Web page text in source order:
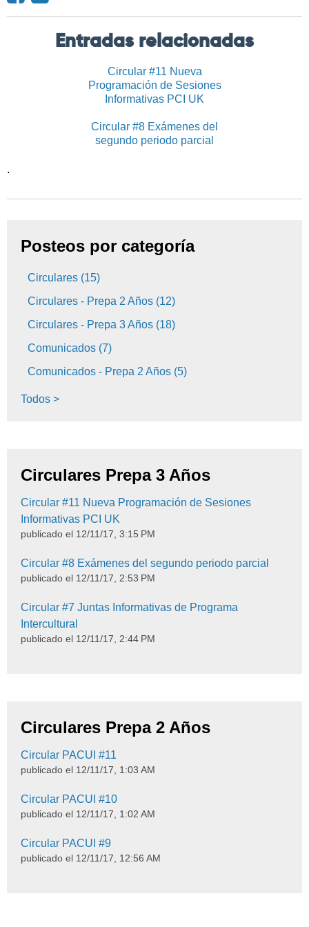
Entradas relacionadas
Circular #11 Nueva
Programación de Sesiones
Informativas PCI UK
Circular #8 Exámenes del
segundo periodo parcial
.
Posteos por categoría
Circulares (15)
Circulares - Prepa 2 Años (12)
Circulares - Prepa 3 Años (18)
Comunicados (7)
Comunicados - Prepa 2 Años (5)
Todos >
Circulares Prepa 3 Años
Circular #11 Nueva Programación de Sesiones
Informativas PCI UK
publicado el 12/11/17, 3:15 PM
Circular #8 Exámenes del segundo periodo parcial
publicado el 12/11/17, 2:53 PM
Circular #7 Juntas Informativas de Programa
Intercultural
publicado el 12/11/17, 2:44 PM
Circulares Prepa 2 Años
Circular PACUI #11
publicado el 12/11/17, 1:03 AM
Circular PACUI #10
publicado el 12/11/17, 1:02 AM
Circular PACUI #9
publicado el 12/11/17, 12:56 AM